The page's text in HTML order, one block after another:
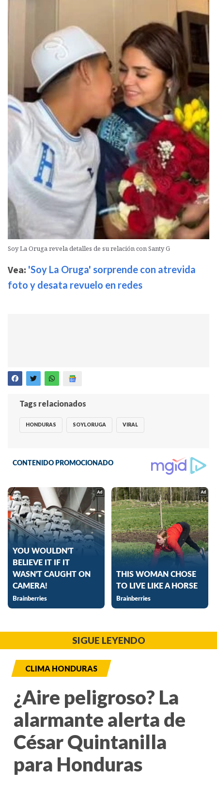
Soy La Oruga revela detalles de su relación con Santy G
Vea: 'Soy La Oruga' sorprende con atrevida
foto y desata revuelo en redes
Tags relacionados
HONDURAS SOYLORUGA VIRAL
SIGUE LEYENDO
CLIMA HONDURAS
¿Aire peligroso? La
alarmante alerta de
César Quintanilla
para Honduras